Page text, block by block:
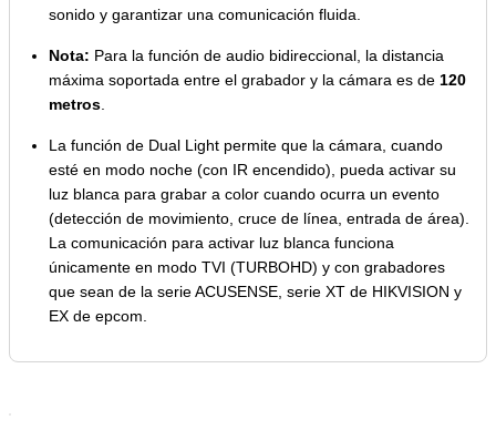
sonido y garantizar una comunicación fluida.
Nota: Para la función de audio bidireccional, la distancia
máxima soportada entre el grabador y la cámara es de 120
metros
La función de Dual Light permite que la cámara, cuando
esté en modo noche (con IR encendido), pueda activar su
luz blanca para grabar a color cuando ocurra un evento
(detección de movimiento, cruce de línea, entrada de área).
La comunicación para activar luz blanca funciona
únicamente en modo TVI (TURBOHD) y con grabadores
que sean de la serie ACUSENSE, serie XT de HIKVISION y
EX de epcom.